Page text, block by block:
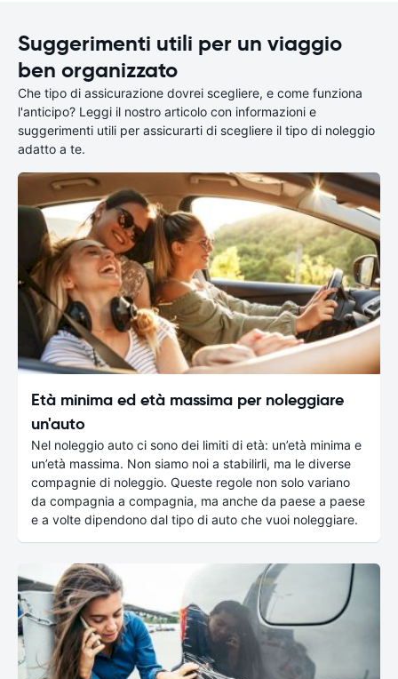
Suggerimenti utili per un viaggio
ben organizzato
Che tipo di assicurazione dovrei scegliere, e come funziona
l'anticipo? Leggi il nostro articolo con informazioni e
suggerimenti utili per assicurarti di scegliere il tipo di noleggio
adatto a te.
Età minima ed età massima per noleggiare
un'auto
Nel noleggio auto ci sono dei limiti di età: un’età minima e
un’età massima. Non siamo noi a stabilirli, ma le diverse
compagnie di noleggio. Queste regole non solo variano
da compagnia a compagnia, ma anche da paese a paese
e a volte dipendono dal tipo di auto che vuoi noleggiare.